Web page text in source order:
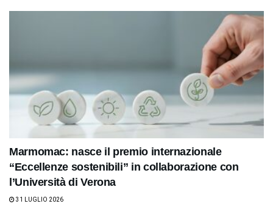
Marmomac: nasce il premio internazionale
“Eccellenze sostenibili” in collaborazione con
l’Università di Verona
31 LUGLIO 2026